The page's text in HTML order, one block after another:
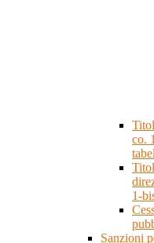
co.
1-
Sanzioni